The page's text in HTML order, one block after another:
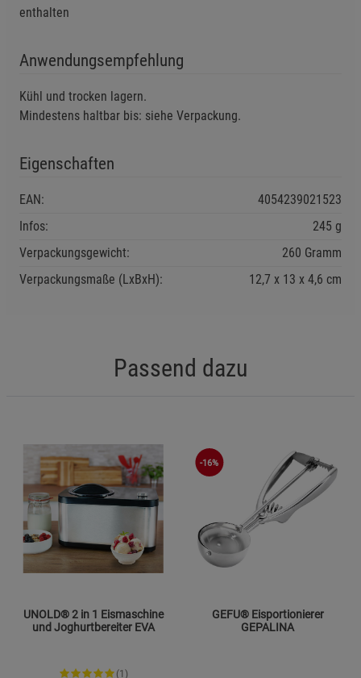
enthalten
Anwendungsempfehlung
Kühl und trocken lagern.
Mindestens haltbar bis: siehe Verpackung.
Eigenschaften
EAN:
4054239021523
Infos:
245 g
Verpackungsgewicht:
260 Gramm
Verpackungsmaße (LxBxH):
12,7 13 4,6 cm
Passend dazu
UNOLD® 2 in 1 Eismaschine
und Joghurtbereiter EVA
(1)
-16%
GEFU® Eisportionierer
GEPALINA